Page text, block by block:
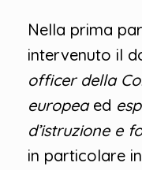
Nella prima
intervenuto il
officer della
europeaed
d’istruzione e
in particolare